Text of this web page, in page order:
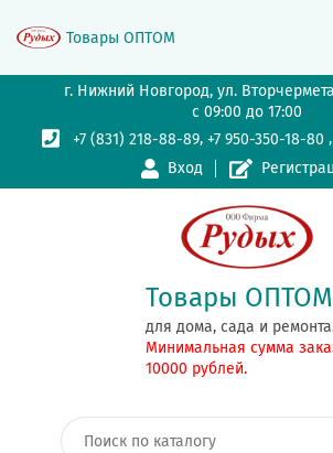
г. Нижний Новгород, ул.
с 09:00 до 17:00
+7 (831) 218-88-89,+7 950-350-18-80
Вход
Товары ОПТОМ
для дома, сада и
Минимальная сумма
10000 рублей.
Товары ОПТОМ